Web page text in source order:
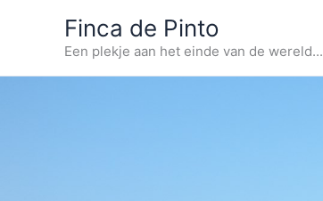
inhoud
Finca de Pinto
Een plekje aan het einde van de wereld...